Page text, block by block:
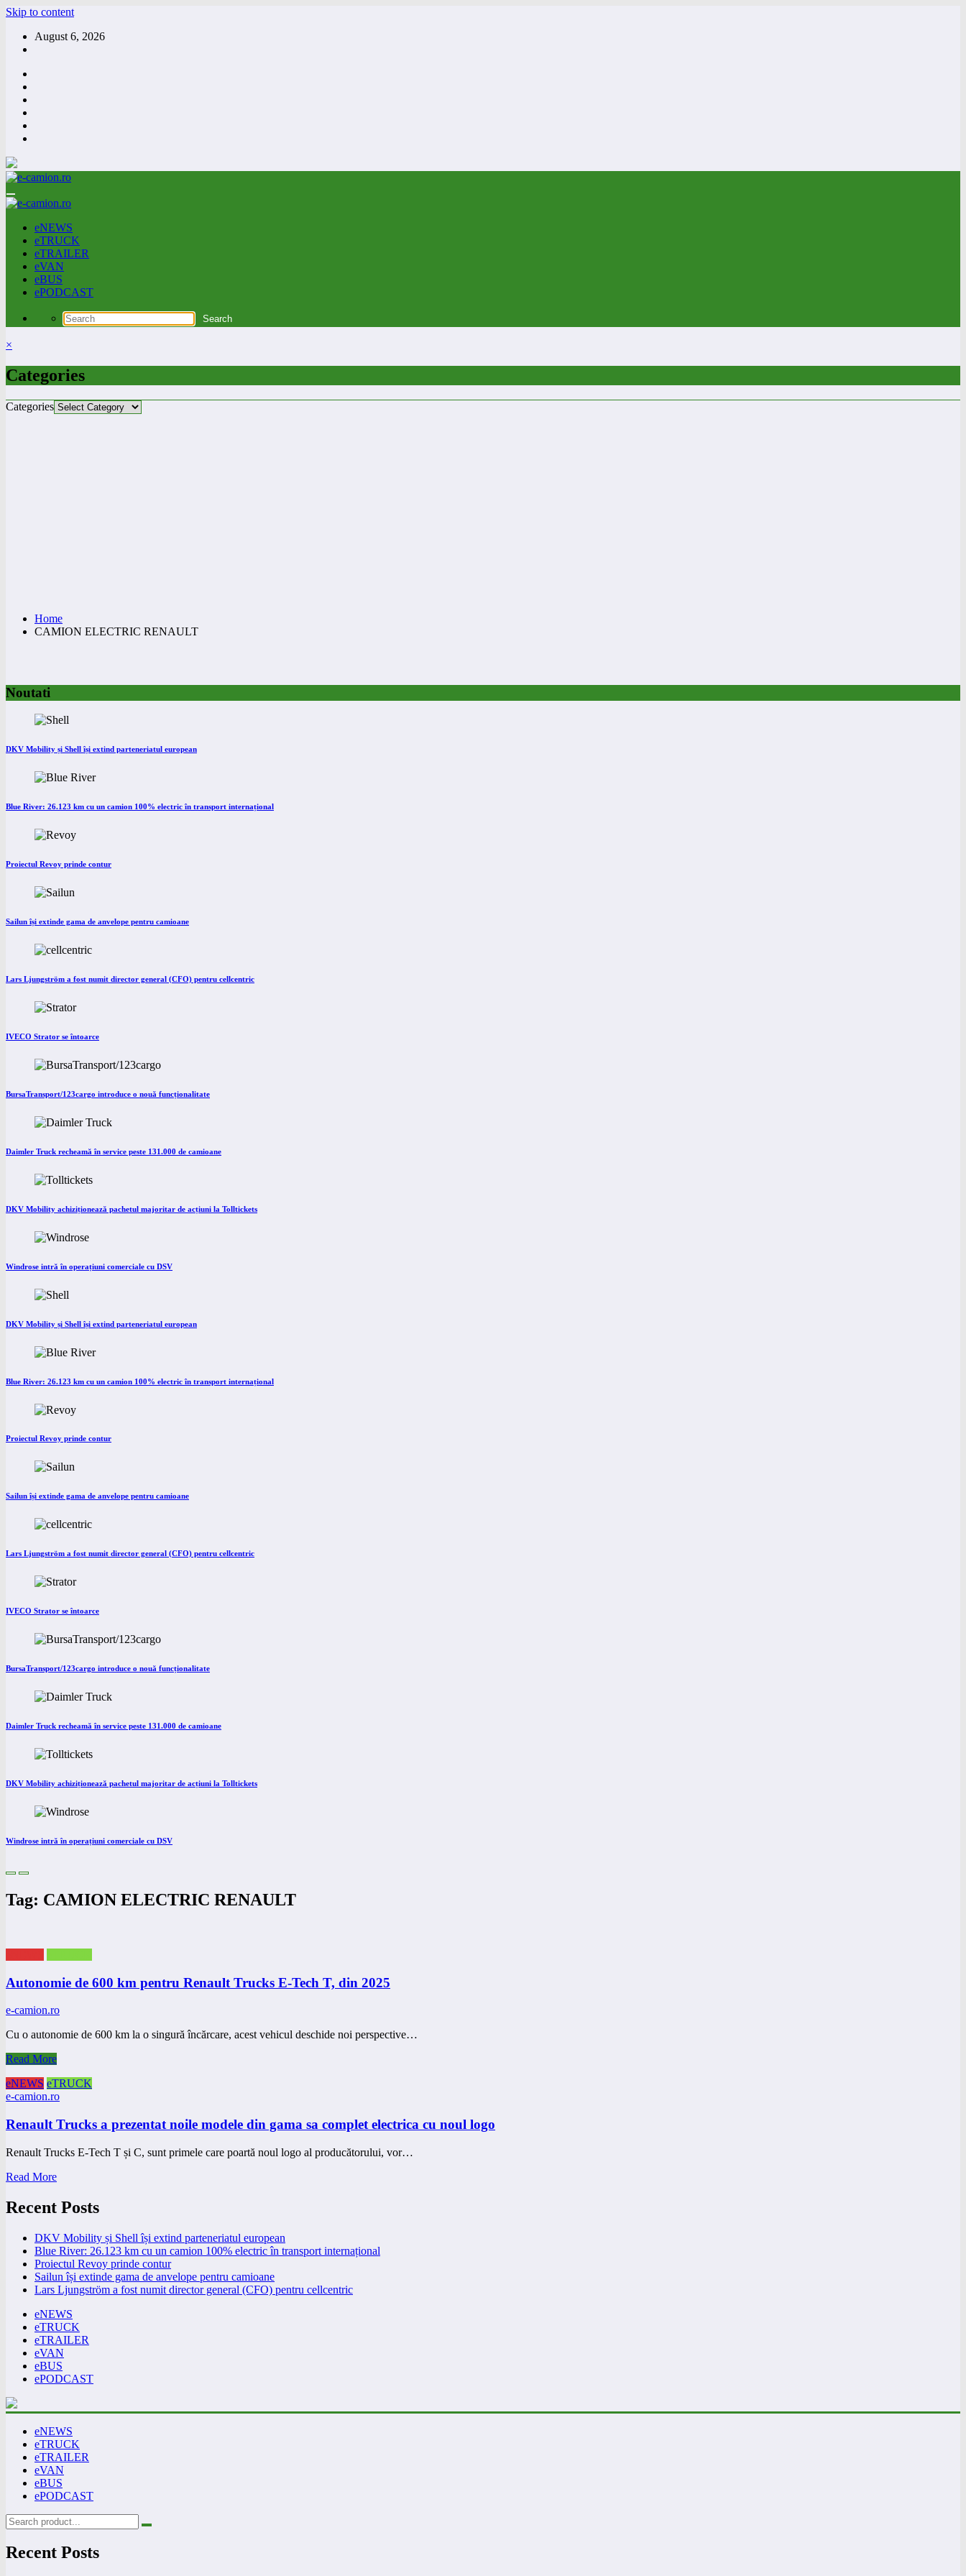
Skip to content
August 6, 2026
eNEWS
eTRUCK
eTRAILER
eVAN
eBUS
ePODCAST
×
Categories
Categories
Home
CAMION ELECTRIC RENAULT
Noutati
DKV Mobility și Shell își extind parteneriatul european
Blue River: 26.123 km cu un camion 100% electric în transport internațional
Proiectul Revoy prinde contur
Sailun își extinde gama de anvelope pentru camioane
Lars Ljungström a fost numit director general (CFO) pentru cellcentric
IVECO Strator se întoarce
BursaTransport/123cargo introduce o nouă funcționalitate
Daimler Truck recheamă în service peste 131.000 de camioane
DKV Mobility achiziționează pachetul majoritar de acțiuni la Tolltickets
Windrose intră în operațiuni comerciale cu DSV
DKV Mobility și Shell își extind parteneriatul european
Blue River: 26.123 km cu un camion 100% electric în transport internațional
Proiectul Revoy prinde contur
Sailun își extinde gama de anvelope pentru camioane
Lars Ljungström a fost numit director general (CFO) pentru cellcentric
IVECO Strator se întoarce
BursaTransport/123cargo introduce o nouă funcționalitate
Daimler Truck recheamă în service peste 131.000 de camioane
DKV Mobility achiziționează pachetul majoritar de acțiuni la Tolltickets
Windrose intră în operațiuni comerciale cu DSV
Tag: CAMION ELECTRIC RENAULT
Autonomie de 600 km pentru Renault Trucks E-Tech T, din 2025
e-camion.ro
Cu o autonomie de 600 km la o singură încărcare, acest vehicul deschide noi perspective…
Read More
eNEWS eTRUCK
e-camion.ro
Renault Trucks a prezentat noile modele din gama sa complet electrica cu noul logo
Renault Trucks E-Tech T și C, sunt primele care poartă noul logo al producătorului, vor…
Read More
Recent Posts
DKV Mobility și Shell își extind parteneriatul european
Blue River: 26.123 km cu un camion 100% electric în transport internațional
Proiectul Revoy prinde contur
Sailun își extinde gama de anvelope pentru camioane
Lars Ljungström a fost numit director general (CFO) pentru cellcentric
eNEWS
eTRUCK
eTRAILER
eVAN
eBUS
ePODCAST
eNEWS
eTRUCK
eTRAILER
eVAN
eBUS
ePODCAST
Recent Posts